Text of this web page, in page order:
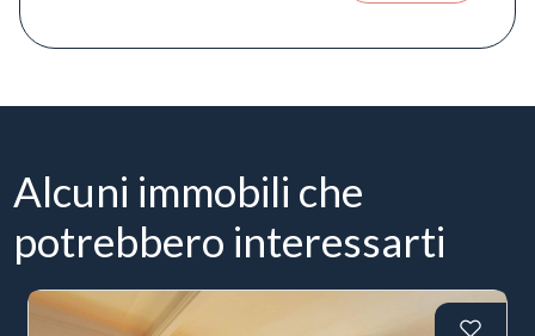
Alcuni immobili che
potrebbero interessarti